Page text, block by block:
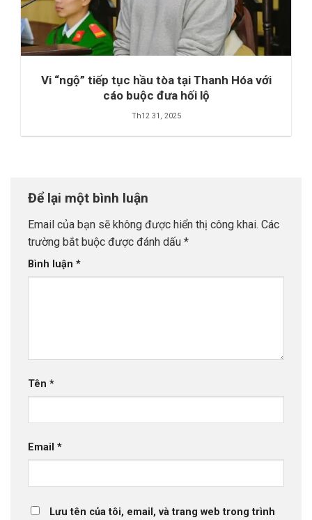
Vi “ngộ” tiếp tục hầu tòa tại Thanh Hóa với
cáo buộc đưa hối lộ
Th12 31, 2025
Để lại một bình luận
Email của bạn sẽ không được hiển thị công khai. Các
trường bắt buộc được đánh dấu *
Bình luận *
Tên *
Email *
Lưu tên của tôi, email, và trang web trong trình